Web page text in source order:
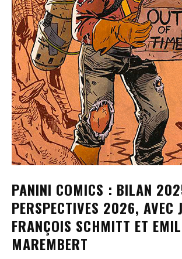
PANINI COMICS : BILAN
PERSPECTIVES 2026, AVEC
FRANÇOIS SCHMITT ET
MAREMBERT